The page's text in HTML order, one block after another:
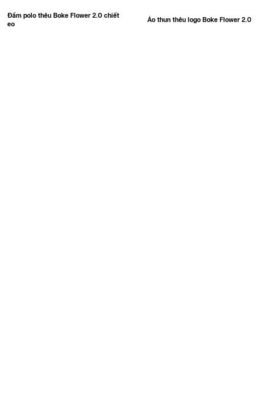
Đầm polo thêu Boke Flower 2.0 chiết
eo
Áo thun thêu logo Boke Flower 2.0